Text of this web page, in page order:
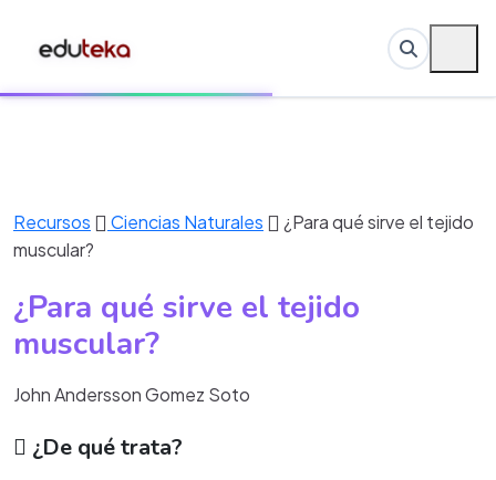
Recursos Ciencias Naturales
¿Para qué sirve el tejido
muscular?
¿Para qué sirve el tejido
muscular?
John Andersson Gomez Soto
¿De qué trata?